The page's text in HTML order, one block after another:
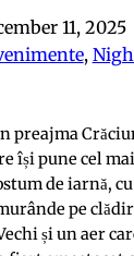
11, 2025
,
preajma
își pune cel mai
de iarnă, cu
pe
și un aer